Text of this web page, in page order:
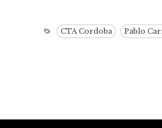
CTA Cordoba Pablo